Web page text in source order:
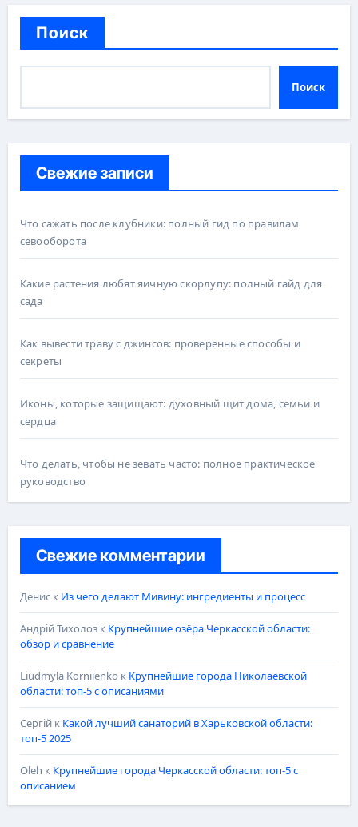
Поиск
Поиск
Свежие записи
Что сажать после клубники: полный гид по правилам
севооборота
Какие растения любят яичную скорлупу: полный гайд для
сада
Как вывести траву с джинсов: проверенные способы и
секреты
Иконы, которые защищают: духовный щит дома, семьи и
сердца
Что делать, чтобы не зевать часто: полное практическое
руководство
Свежие комментарии
Дениск Из чего делают Мивину: ингредиенты и процесс
Андрій Тихолозк Крупнейшие озёра Черкасской области:
обзор и сравнение
Liudmyla Korniienko к Крупнейшие города Николаевской
области: топ-5 с описаниями
Сергійк Какой лучший санаторий в Харьковской области:
топ-5 2025
Oleh к Крупнейшие города Черкасской области: топ-5 с
описанием